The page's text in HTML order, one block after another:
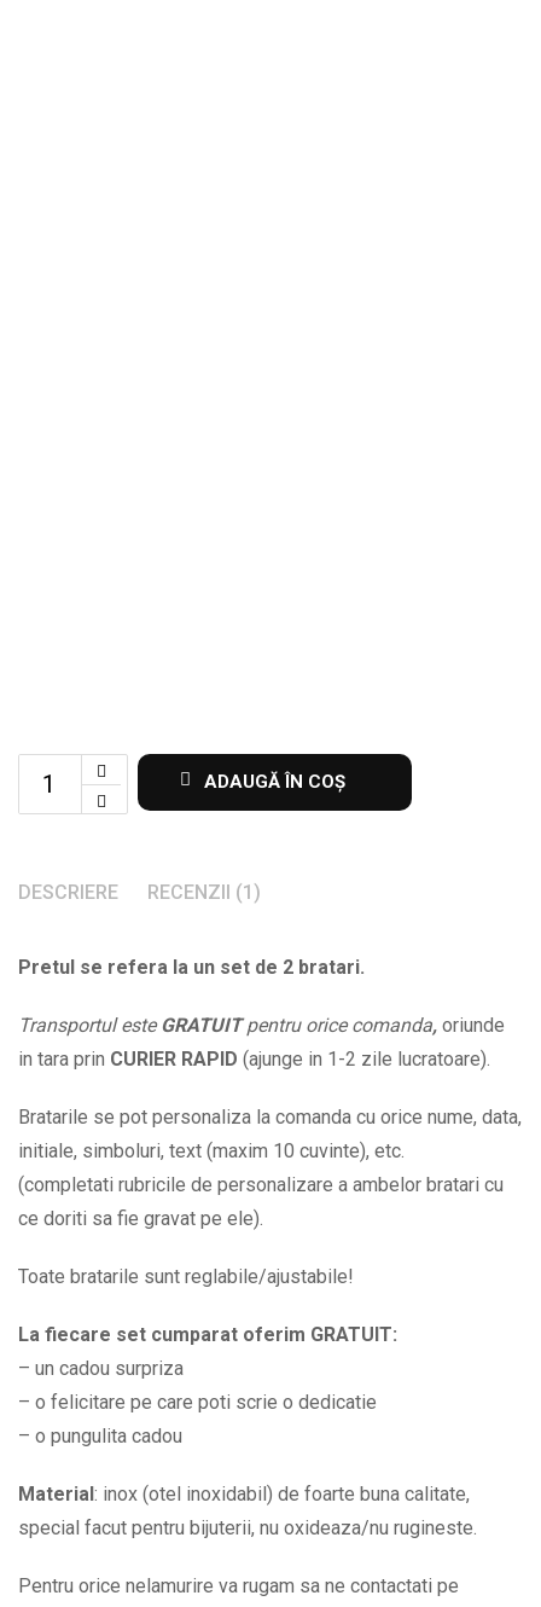
Set
cu
Tu
frumos
cadou
pe
care
mi
a
oferit
BPC429
quantity
ADAUGĂ ÎN COȘ
DESCRIERE RECENZII (1)
Pretul se refera la un set de 2 bratari.
Transportul esteGRATUITpentru orice comanda, oriunde
in tara prin CURIER RAPID (ajunge in 1-2 zile lucratoare).
Bratarile se pot personaliza la comanda cu orice nume, data,
initiale, simboluri, text (maxim 10 cuvinte), etc.
(completati rubricile de personalizare a ambelor bratari cu
ce doriti sa fie gravat pe ele).
Toate bratarile sunt reglabile/ajustabile!
La fiecare set cumparat oferim GRATUIT:
– un cadou surpriza
– o felicitare pe care poti scrie o dedicatie
– o pungulita cadou
Material : inox (otel inoxidabil) de foarte buna calitate,
special facut pentru bijuterii, nu oxideaza/nu rugineste.
Pentru orice nelamurire va rugam sa ne contactati pe